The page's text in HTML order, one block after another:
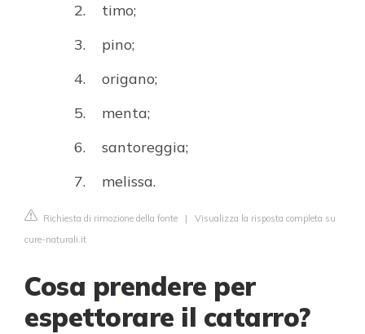
timo;
pino;
origano;
menta;
santoreggia;
melissa.
Richiesta di rimozione della fonte | Visualizza la risposta completa su
cure-naturali.it
Cosa prendere per
espettorare il catarro?